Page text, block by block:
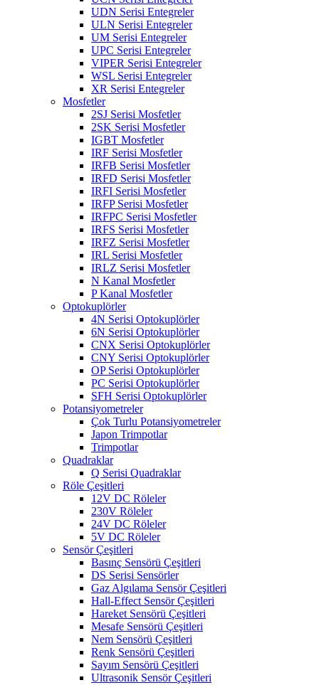
UDN Serisi Entegreler
ULN Serisi Entegreler
UM Serisi Entegreler
UPC Serisi Entegreler
VIPER Serisi Entegreler
WSL Serisi Entegreler
XR Serisi Entegreler
Mosfetler
2SJ Serisi Mosfetler
2SK Serisi Mosfetler
IGBT Mosfetler
IRF Serisi Mosfetler
IRFB Serisi Mosfetler
IRFD Serisi Mosfetler
IRFI Serisi Mosfetler
IRFP Serisi Mosfetler
IRFPC Serisi Mosfetler
IRFS Serisi Mosfetler
IRFZ Serisi Mosfetler
IRL Serisi Mosfetler
IRLZ Serisi Mosfetler
N Kanal Mosfetler
P Kanal Mosfetler
Optokuplörler
4N Serisi Optokuplörler
6N Serisi Optokuplörler
CNX Serisi Optokuplörler
CNY Serisi Optokuplörler
OP Serisi Optokuplörler
PC Serisi Optokuplörler
SFH Serisi Optokuplörler
Potansiyometreler
Çok Turlu Potansiyometreler
Japon Trimpotlar
Trimpotlar
Quadraklar
Q Serisi Quadraklar
Röle Çeşitleri
12V DC Röleler
230V Röleler
24V DC Röleler
5V DC Röleler
Sensör Çeşitleri
Basınç Sensörü Çeşitleri
DS Serisi Sensörler
Gaz Algılama Sensör Çeşitleri
Hall-Effect Sensör Çeşitleri
Hareket Sensörü Çeşitleri
Mesafe Sensörü Çeşitleri
Nem Sensörü Çeşitleri
Renk Sensörü Çeşitleri
Sayım Sensörü Çeşitleri
Ultrasonik Sensör Çeşitleri